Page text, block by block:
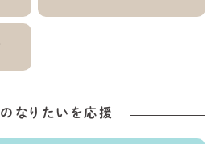
なりたいを応援